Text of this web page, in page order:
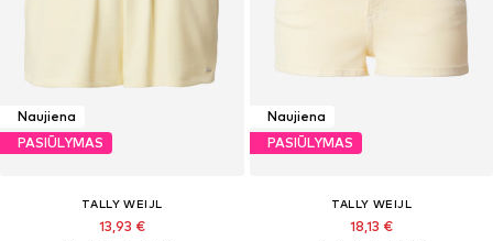
Naujiena
PASIŪLYMAS
TALLY WEIJL
13,93 €
Naujiena
PASIŪLYMAS
TALLY WEIJL
18,13 €